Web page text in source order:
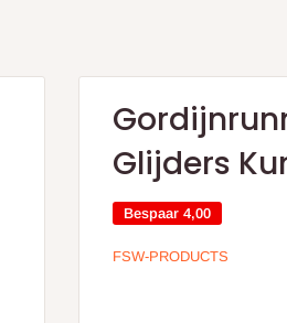
Glijders
Bespaar 4,00
FSW-PRODUCTS